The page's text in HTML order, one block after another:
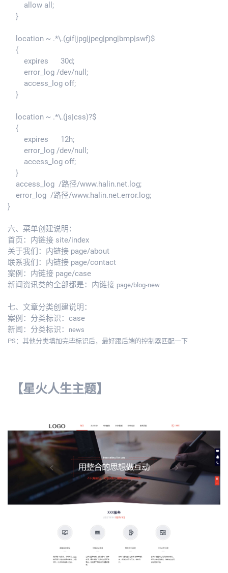
allow all;
}
location ~ .*\.(gif|jpg|jpeg|png|bmp|swf)$
{
expires 30d;
error_log /dev/null;
access_log off;
}
location ~ .*\.(js|css)?$
{
expires 12h;
error_log /dev/null;
access_log off;
}
access_log /路径/www.halin.net.log;
error_log /路径/www.halin.net.error.log;
}
六、菜单创建说明：
首页：内链接 site/index
关于我们：内链接 page/about
联系我们：内链接 page/contact
案例：内链接 page/case
新闻资讯类的全部都是：内链接 page/blog-new
七、文章分类创建说明：
案例：分类标识：case
新闻：分类标识：
news
PS：其他分类填加完毕标识后，最好跟后端的控制器匹配一下
【星火人生主题】